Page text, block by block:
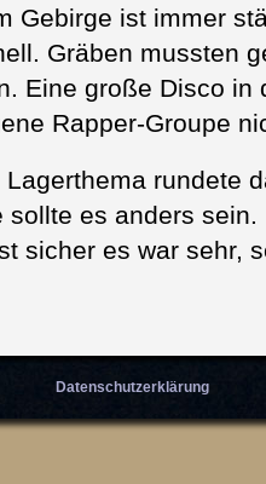
Gebirge ist immer
Gräben mussten
Eine große Disco in
Rapper-Groupe
rundete
sollte es anders
sicher es war sehr,
Datenschutzerklärung